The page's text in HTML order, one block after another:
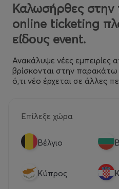
Καλωσήρθες στην
online ticketing
είδους event.
Ανακάλυψε νέες εμπειρίες
βρίσκονται στην παρακάτω
ό,τι νέο έρχεται σε άλλες
Επίλεξε χώρα
Βέλγιο
Κύπρος